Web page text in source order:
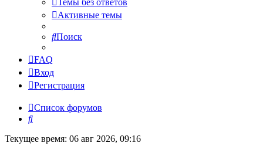
Темы без ответов
Активные темы
Поиск
FAQ
Вход
Регистрация
Список форумов
Поиск
Текущее время: 06 авг 2026, 09:16